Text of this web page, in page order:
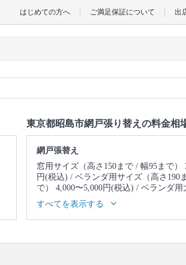
はじめての方へ ご満足保証について 出
東京都昭島市網戸張り替えの料金相
網戸張替え
窓用サイズ（高さ150まで / 幅95まで）
円(税込)
ベランダ用サイズ（高さ190
で） 4,000〜5,000円(税込)
ベランダ用
さ210まで / 幅135まで） 5,000〜7,000円
すべてを表示する